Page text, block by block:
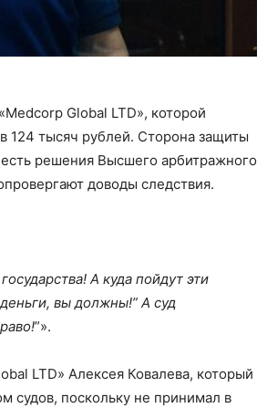
Global LTD», которой
124 тысяч рублей. Сторона защиты
решения Высшего арбитражного
доводы следствия.
А куда пойдут эти
вы должны!” А суд
”».
LTD» Алексея Ковалева, который
судов, поскольку не принимал в